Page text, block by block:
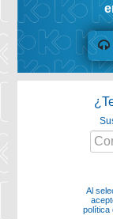
Al
política